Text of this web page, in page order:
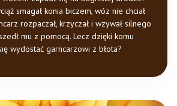
smagał konia biczem, wóz nie chciał
rozpaczał, krzyczał i wzywał silnego
mu z pomocą. Lecz dzięki komu
wydostać garncarzowi z błota?